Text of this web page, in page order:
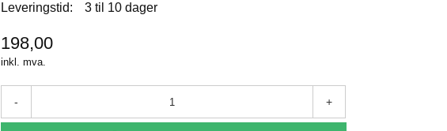
Leveringstid:
3 til 10 dager
198,00
inkl. mva.
- +